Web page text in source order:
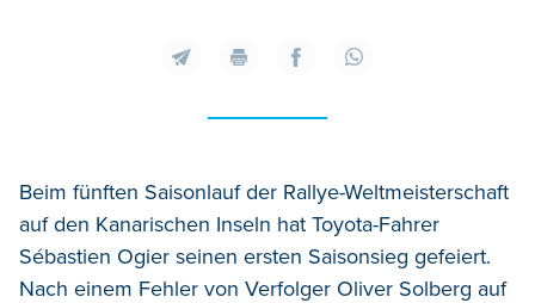
Beim fünften Saisonlauf der Rallye-Weltmeisterschaft
auf den Kanarischen Inseln hat Toyota-Fahrer
Sébastien Ogier seinen ersten Saisonsieg gefeiert.
Nach einem Fehler von Verfolger Oliver Solberg auf